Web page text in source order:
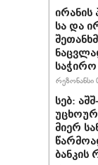
ირანის
სა და
საჭირო
რეზონანსი
სებ:
მიერ
ბანკის